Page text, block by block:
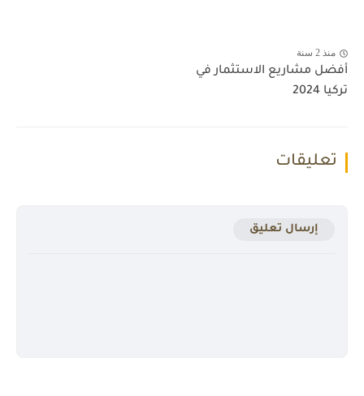
منذ 2 سنة
أفضل مشاريع الاستثمار في
تركيا 2024
تعليقات
إرسال تعليق